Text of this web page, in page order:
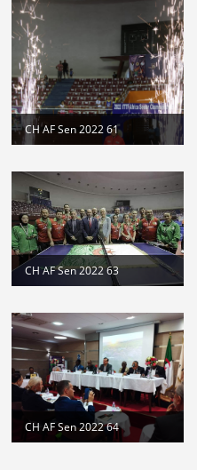
CH AF Sen 2022 61
CH AF Sen 2022 63
CH AF Sen 2022 64